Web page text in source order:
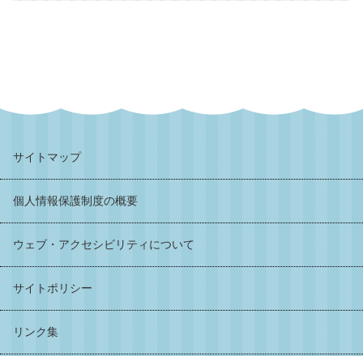
サイトマップ
個人情報保護制度の概要
ウェブ・アクセシビリティについて
サイトポリシー
リンク集